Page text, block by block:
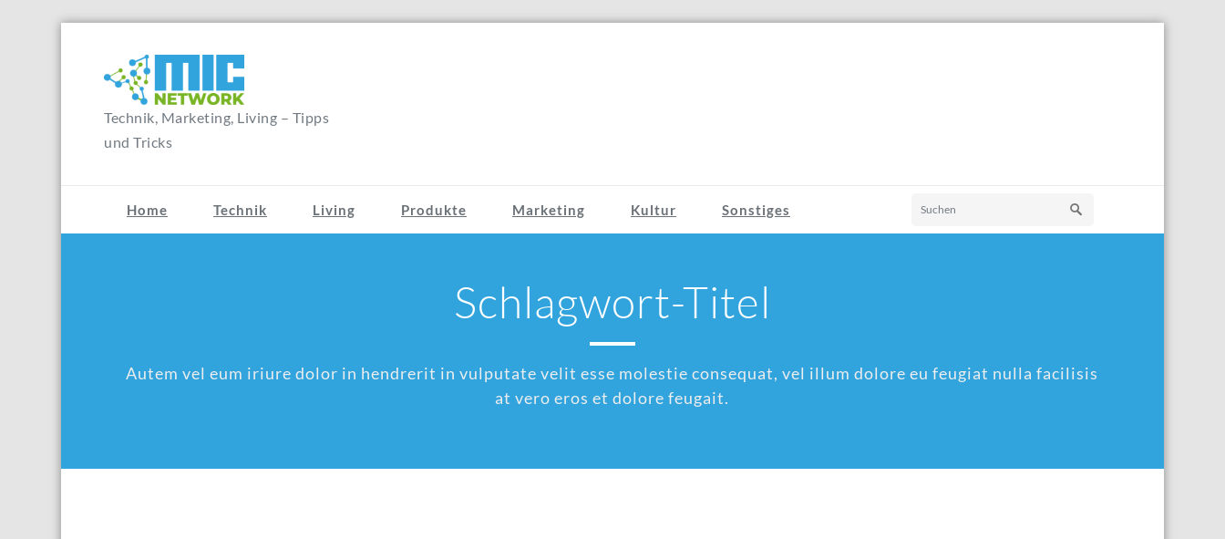
springen
Technik, Marketing, Living – Tipps
und Tricks
Home Technik Living Produkte Marketing Kultur Sonstiges
Schlagwort-Titel
Autem vel eum iriure dolor in hendrerit in vulputate velit esse molestie consequat, vel illum dolore eu feugiat nulla facilisis
at vero eros et dolore feugait.